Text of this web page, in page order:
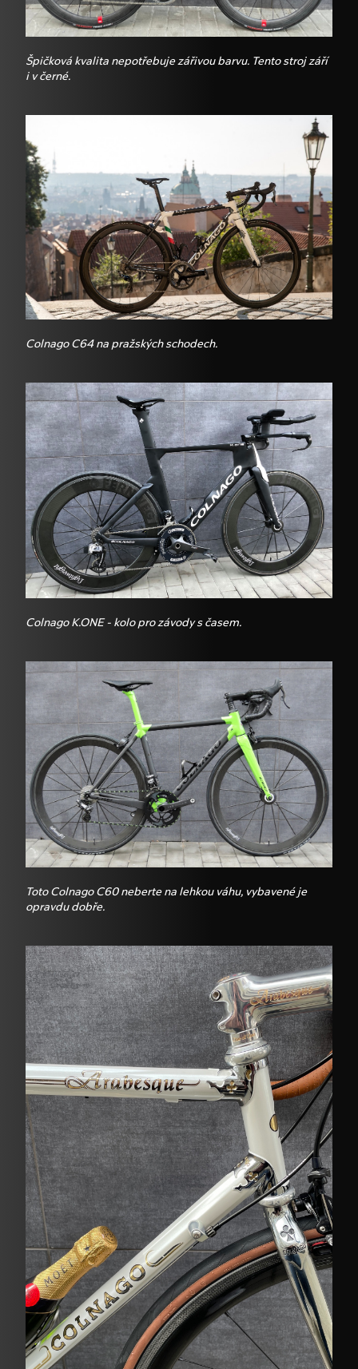
Špičková kvalita nepotřebuje zářivou barvu. Tento stroj září
i v černé.
Colnago C64 na pražských schodech.
Colnago K.ONE - kolo pro závody s časem.
Toto Colnago C60 neberte na lehkou váhu, vybavené je
opravdu dobře.